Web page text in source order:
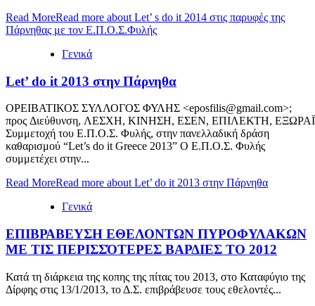
Read MoreRead more about Let’ s do it 2014 στις παρυφές της
Πάρνηθας με τον Ε.Π.Ο.Σ.Φυλής
Γενικά
Let’ do it 2013 στην Πάρνηθα
ΟΡΕΙΒΑΤΙΚΟΣ ΣΥΛΛΟΓΟΣ ΦΥΛΗΣ <eposfilis@gmail.com>;
προς Διεύθυνση, ΛΕΣΧΗ, ΚΙΝΗΣΗ, ΕΣΕΝ, ΕΠΙΛΕΚΤΗ,
Συμμετοχή του Ε.Π.Ο.Σ. Φυλής, στην πανελλαδική δράση
καθαρισμού “Let’s do it Greece 2013” Ο Ε.Π.Ο.Σ. Φυλής
συμμετέχει στην...
Read MoreRead more about Let’ do it 2013 στην Πάρνηθα
Γενικά
ΕΠΙΒΡΑΒΕΥΣΗ ΕΘΕΛΟΝΤΩΝ ΠΥΡΟΦΥΛΑΚΩΝ
ΜΕ ΤΙΣ ΠΕΡΙΣΣΌΤΕΡΕΣ ΒΑΡΔΙΕΣ ΤΟ 2012
Κατά τη διάρκεια της κοπης της πίτας του 2013, στο Καταφύγιο της
Δίρφης στις 13/1/2013, το Δ.Σ. επιβράβευσε τους εθελοντές...